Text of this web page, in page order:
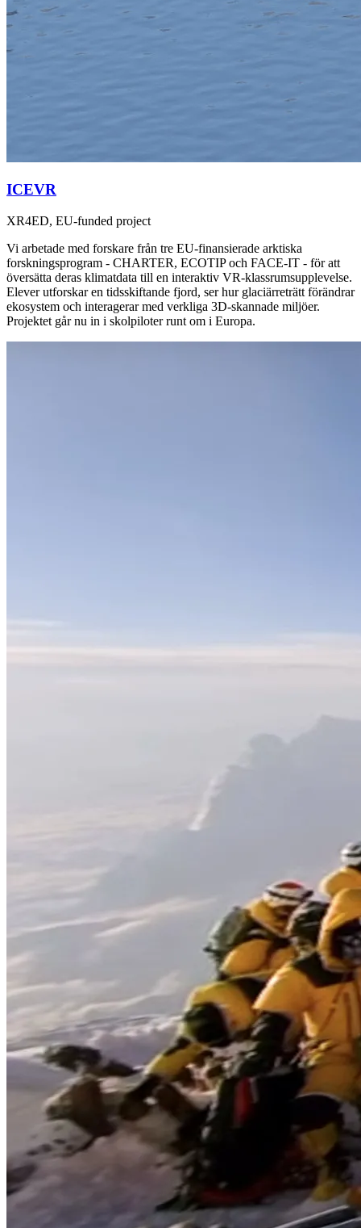
ICEVR
XR4ED, EU-funded project
Vi arbetade med forskare från tre EU-finansierade arktiska
forskningsprogram - CHARTER, ECOTIP och FACE-IT - för att
översätta deras klimatdata till en interaktiv VR-klassrumsupplevelse.
Elever utforskar en tidsskiftande fjord, ser hur glaciärreträtt förändrar
ekosystem och interagerar med verkliga 3D-skannade miljöer.
Projektet går nu in i skolpiloter runt om i Europa.